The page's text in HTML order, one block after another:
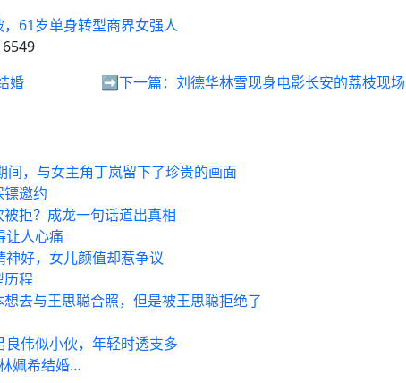
61岁单身转型商界女强人
婚 ➡️下一篇： 刘德华林雪现身电影长安的荔枝现场
，与女主角丁岚留下了珍贵的画面
邀约
拒？成龙一句话道出真相
让人心痛
好，女儿颜值却惹争议
程
去与王思聪合照，但是被王思聪拒绝了
伟似小伙，年轻时透支多
姵希结婚…